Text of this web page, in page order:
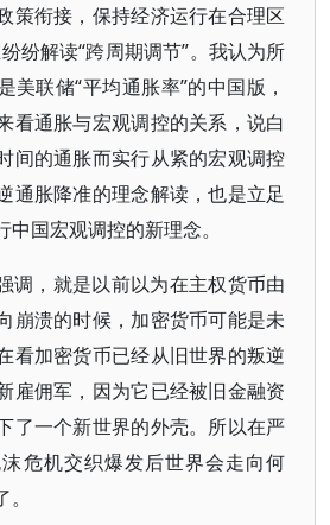
策衔接，保持经济运行在合理区
纷解读“跨周期调节”。我认为所
美联储“平均通胀率”的中国版，
看通胀与宏观调控的关系，说白
间的通胀而实行从紧的宏观调控
通胀降准的理念解读，也是立足
国宏观调控的新理念。
调，就是以前以为在主权货币由
崩溃的时候，加密货币可能是未
看加密货币已经从旧世界的叛逆
雇佣军，因为它已经被旧金融资
了一个新世界的外壳。所以在严
危机交织爆发后世界会走向何